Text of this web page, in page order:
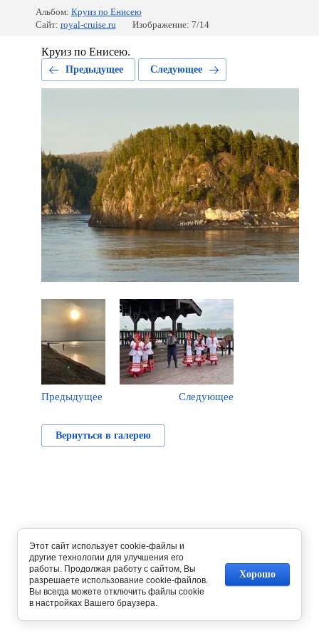
Альбом: Круиз по Енисею
Сайт: royal-cruise.ru Изображение: 7/14
Круиз по Енисею.
Предыдущее Следующее
Предыдущее Следующее
Вернуться в галерею
Этот сайт использует cookie-файлы и
другие технологии для улучшения его
работы. Продолжая работу с сайтом, Вы
разрешаете использование cookie-файлов.
Вы всегда можете отключить файлы cookie
в настройках Вашего браузера.
Хорошо